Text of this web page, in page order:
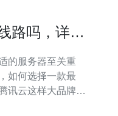
路吗，详细
的服务器至关重
如何选择一款最
讯云这样大品牌的